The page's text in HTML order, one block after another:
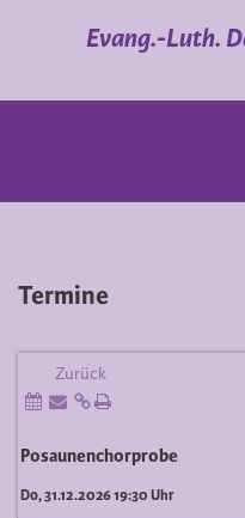
Evang.-Luth.
Termine
Zurück
Posaunenchorprobe
Do, 31.12.2026 19:30 Uhr